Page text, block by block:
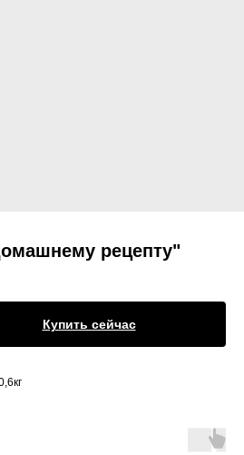
рецепту"
Купить сейчас